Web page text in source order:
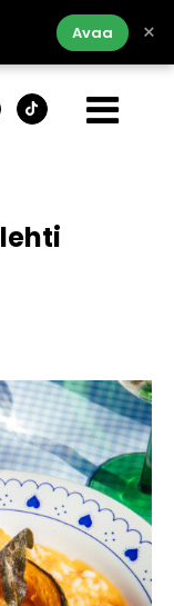
Avaa ×